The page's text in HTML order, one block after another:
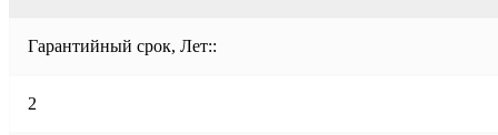
Гарантийный срок, Лет::
2